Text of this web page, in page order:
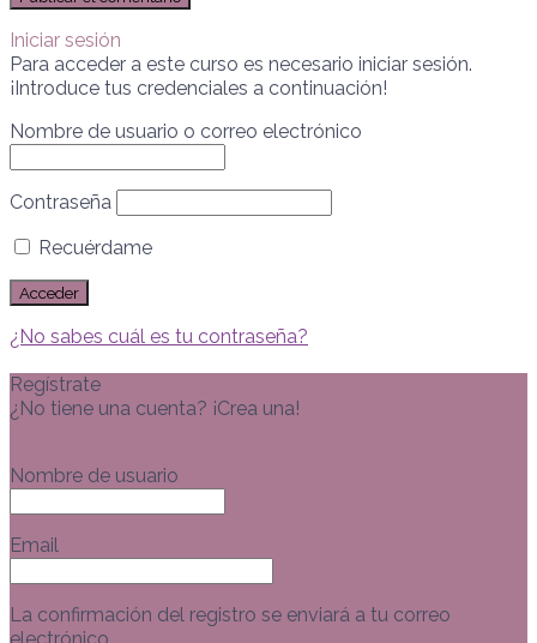
Iniciar sesión
Para acceder a este curso es necesario iniciar sesión.
¡Introduce tus credenciales a continuación!
Nombre de usuario o correo electrónico
Contraseña
Recuérdame
¿No sabes cuál es tu contraseña?
Regístrate
¿No tiene una cuenta? ¡Crea una!
Nombre de usuario
Email
La confirmación del registro se enviará a tu correo
electrónico.